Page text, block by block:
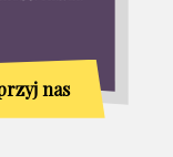
nas